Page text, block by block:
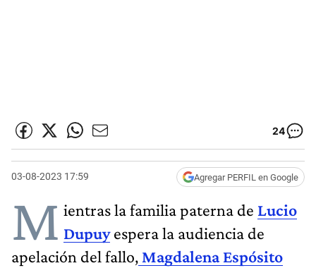
24
03-08-2023 17:59 Agregar PERFIL en Google
M ientras la familia paterna de Lucio
Dupuyespera la audiencia de
apelación del fallo, Magdalena Espósito